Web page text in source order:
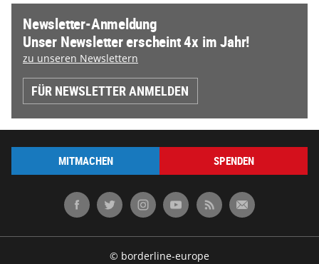
Newsletter-Anmeldung
Unser Newsletter erscheint 4x im Jahr!
zu unseren Newslettern
FÜR NEWSLETTER ANMELDEN
MITMACHEN SPENDEN
© borderline-europe